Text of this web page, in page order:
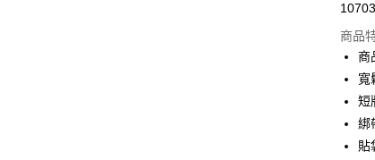
街口
悠遊
商品
商
寬
短
綁
貼